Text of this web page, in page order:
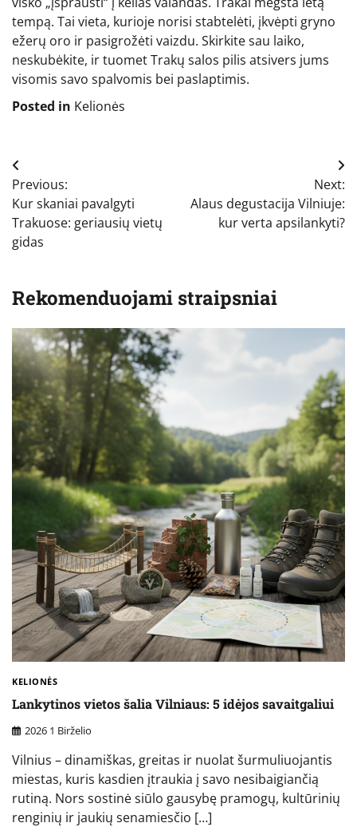
tempą. Tai vieta, kurioje norisi stabtelėti, įkvėpti gryno
ežerų oro ir pasigrožėti vaizdu. Skirkite sau laiko,
neskubėkite, ir tuomet Trakų salos pilis atsivers jums
visomis savo spalvomis bei paslaptimis.
Posted in Kelionės
Navigacija
tarp
įrašų
Previous:
Kur skaniai pavalgyti
Trakuose: geriausių vietų
gidas
Next:
Alaus degustacija Vilniuje:
kur verta apsilankyti?
Rekomenduojami straipsniai
KELIONĖS
Lankytinos vietos šalia Vilniaus: 5 idėjos savaitgaliui
2026 1 Birželio
Vilnius – dinamiškas, greitas ir nuolat šurmuliuojantis
miestas, kuris kasdien įtraukia į savo nesibaigiančią
rutiną. Nors sostinė siūlo gausybę pramogų, kultūrinių
renginių ir jaukių senamiesčio […]